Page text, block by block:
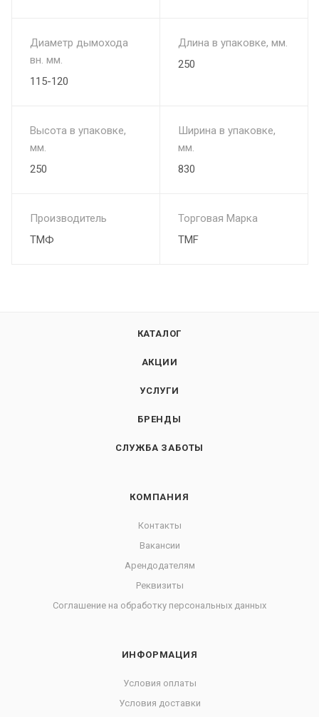
Диаметр дымохода
вн. мм.
115-120
Длина в упаковке, мм.
250
Высота в упаковке,
мм.
250
Ширина в упаковке,
мм.
830
Производитель
ТМФ
Торговая Марка
TMF
КАТАЛОГ
АКЦИИ
УСЛУГИ
БРЕНДЫ
СЛУЖБА ЗАБОТЫ
КОМПАНИЯ
Контакты
Вакансии
Арендодателям
Реквизиты
Соглашение на обработку персональных данных
ИНФОРМАЦИЯ
Условия оплаты
Условия доставки